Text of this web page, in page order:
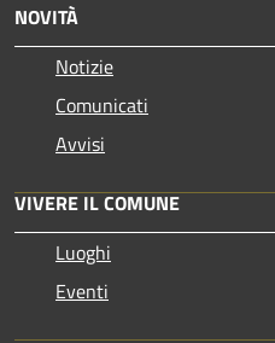
NOVITÀ
Notizie
Comunicati
Avvisi
VIVERE IL COMUNE
Luoghi
Eventi